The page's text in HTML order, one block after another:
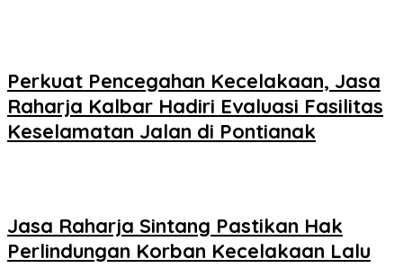
Perkuat Pencegahan Kecelakaan, Jasa
Raharja Kalbar Hadiri Evaluasi Fasilitas
Keselamatan Jalan di Pontianak
Jasa Raharja Sintang Pastikan Hak
Perlindungan Korban Kecelakaan Lalu